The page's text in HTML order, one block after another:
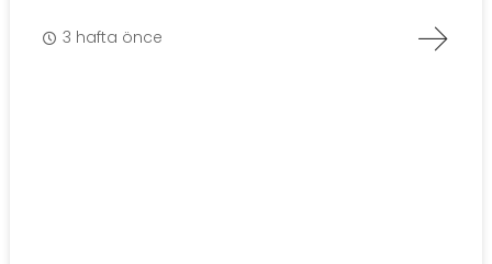
3 hafta önce